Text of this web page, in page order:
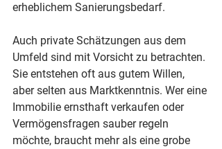
erheblichem Sanierungsbedarf.
Auch private Schätzungen aus dem
Umfeld sind mit Vorsicht zu betrachten.
Sie entstehen oft aus gutem Willen,
aber selten aus Marktkenntnis. Wer eine
Immobilie ernsthaft verkaufen oder
Vermögensfragen sauber regeln
möchte, braucht mehr als eine grobe